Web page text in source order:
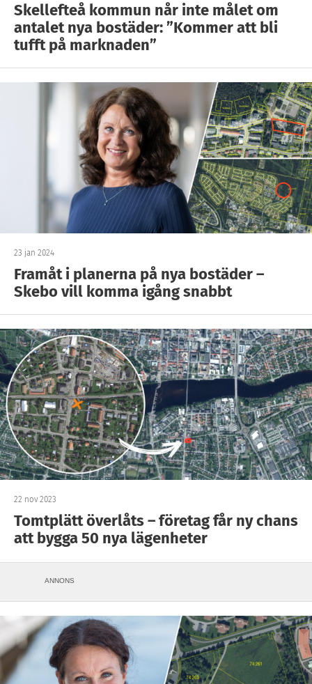
Skellefteå kommun når inte målet om
antalet nya bostäder: ”Kommer att bli
tufft på marknaden”
23 jan 2024
Framåt i planerna på nya bostäder –
Skebo vill komma igång snabbt
22 nov 2023
Tomtplätt överlåts – företag får ny chans
att bygga 50 nya lägenheter
ANNONS